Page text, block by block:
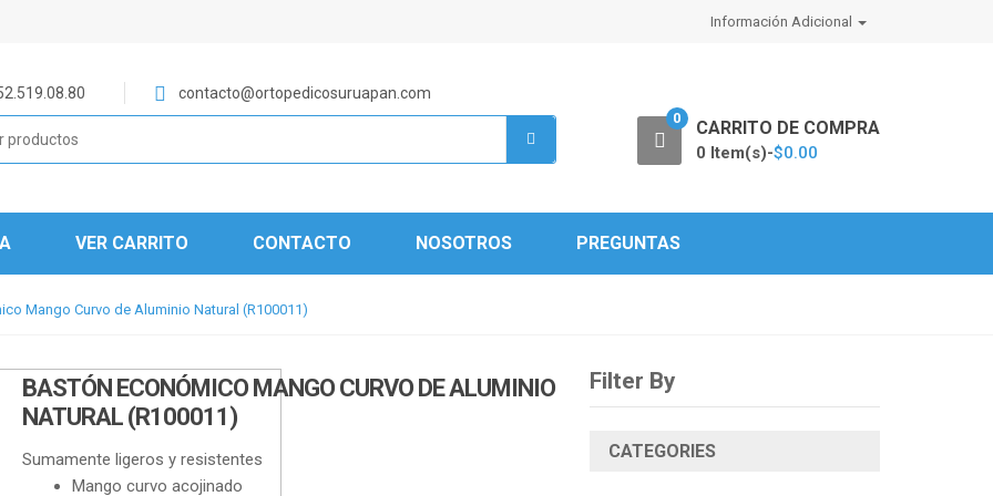
Información Adicional
contacto@ortopedicosuruapan.com
0 CARRITO DE COMPRA
0 Item(s)-$0.00
VER CARRITO CONTACTO NOSOTROS PREGUNTAS
Mango Curvo de Aluminio Natural (R100011)
BASTÓN ECONÓMICO MANGO CURVO DE ALUMINIO
NATURAL (R100011)
Sumamente ligeros y resistentes
Mango curvo acojinado
Filter By
CATEGORIES